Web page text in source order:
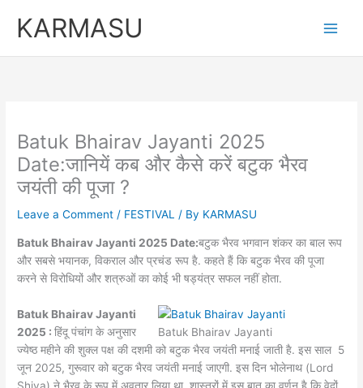
KARMASU
Batuk Bhairav Jayanti 2025
Date:जानियें कब और कैसे करें बटुक भैरव
जयंती की पूजा ?
Leave a Comment / FESTIVAL / By KARMASU
Batuk Bhairav Jayanti 2025 Date:बटुक भैरव भगवान शंकर का बाल रूप
और सबसे भयानक, विकराल और प्रचंड रूप है. कहते हैं कि बटुक भैरव की पूजा
करने से विरोधियों और शत्रुओं का कोई भी षड्यंत्र सफल नहीं होता.
Batuk Bhairav Jayanti
Batuk Bhairav Jayanti
2025 :हिंदू पंचांग के अनुसार
ज्येष्ठ महीने की शुक्ल पक्ष की दशमी को बटुक भैरव जयंती मनाई जाती है. इस साल 5
जून 2025, गुरूवार को बटुक भैरव जयंती मनाई जाएगी. इस दिन भोलेनाथ (Lord
Shiva) ने भैरव के रूप में अवतार लिया था. शास्त्रों में इस बात का वर्णन है कि वेदों
price